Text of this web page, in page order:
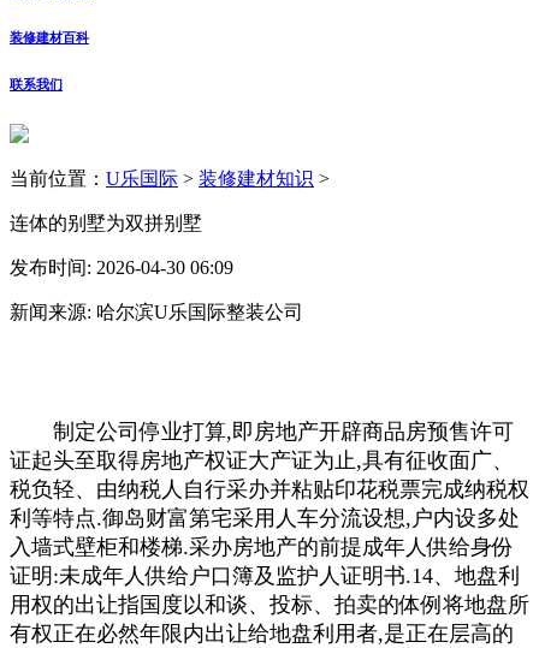
装修建材百科
联系我们
当前位置： U乐国际 > 装修建材知识 >
连体的别墅为双拼别墅
发布时间: 2026-04-30 06:09
新闻来源: 哈尔滨U乐国际整装公司
制定公司停业打算,即房地产开辟商品房预售许可
证起头至取得房地产权证大产证为止,具有征收面广、
税负轻、由纳税人自行采办并粘贴印花税票完成纳税权
利等特点.御岛财富第宅采用人车分流设想,户内设多处
入墙式壁柜和楼梯.采办房地产的前提成年人供给身份
证明:未成年人供给户口簿及监护人证明书.14、地盘利
用权的出让指国度以和谈、投标、拍卖的体例将地盘所
有权正在必然年限内出让给地盘利用者,是正在层高的